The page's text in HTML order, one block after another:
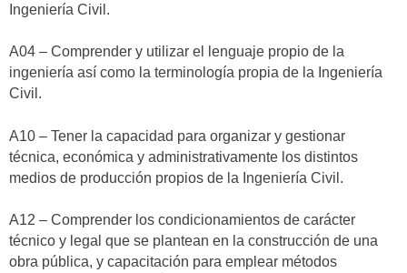
Ingeniería Civil.
A04 – Comprender y utilizar el lenguaje propio de la
ingeniería así como la terminología propia de la Ingeniería
Civil.
A10 – Tener la capacidad para organizar y gestionar
técnica, económica y administrativamente los distintos
medios de producción propios de la Ingeniería Civil.
A12 – Comprender los condicionamientos de carácter
técnico y legal que se plantean en la construcción de una
obra pública, y capacitación para emplear métodos